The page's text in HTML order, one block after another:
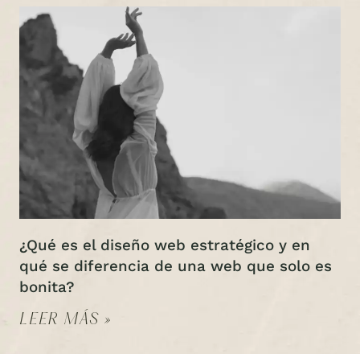
¿Qué es el diseño web estratégico y en
qué se diferencia de una web que solo es
bonita?
LEER MÁS »